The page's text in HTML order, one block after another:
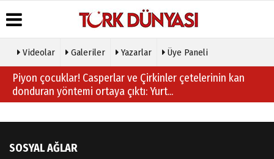
Üye Paneli
Haber
Arşivi
Gazete
Günün
Hava
Durumu
Gazete
Köşe
Yazarları
Video
Künye
Politikası
Videolar Galeriler Yazarlar Üye Paneli
Piyon çocuklar! Casperlar ve Çirkinler çetelerinin kan
donduran yöntemi ortaya çıktı: Yurt...
SOSYAL AĞLAR